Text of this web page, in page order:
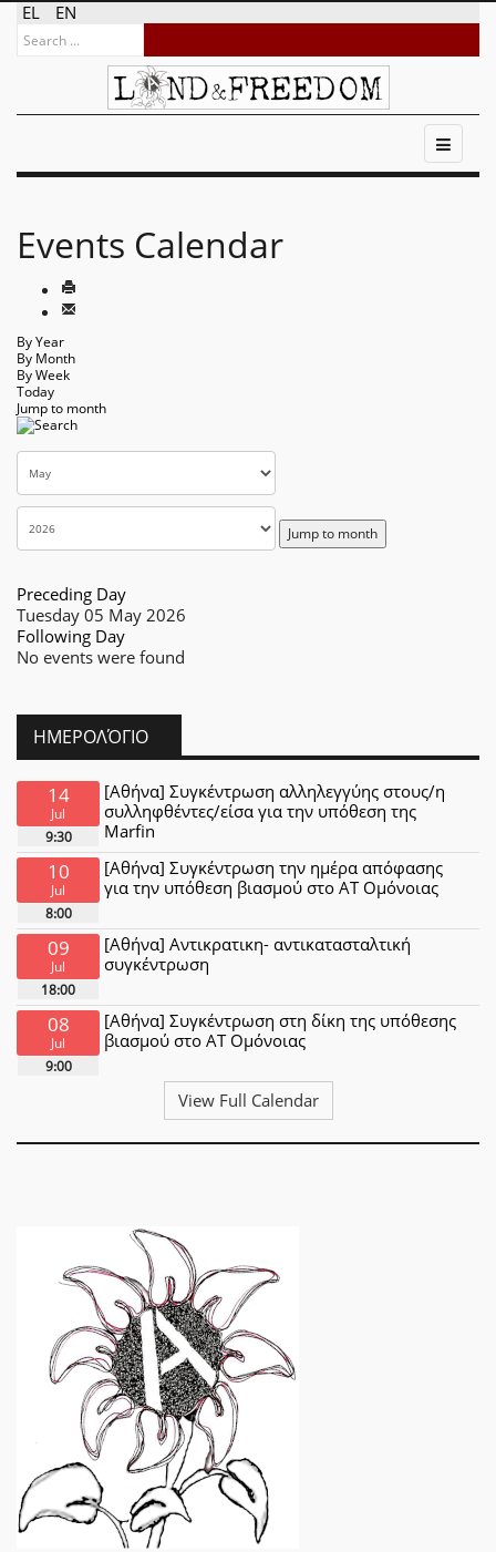
EL EN
Events Calendar
By Year
By Month
By Week
Today
Jump to month
Jump to month
Preceding Day
Tuesday 05 May 2026
Following Day
No events were found
ΗΜΕΡΟΛΌΓΙΟ
14
Jul
9:30
[Αθήνα] Συγκέντρωση αλληλεγγύης στους/η
συλληφθέντες/είσα για την υπόθεση της
Marfin
10
Jul
8:00
[Αθήνα] Συγκέντρωση την ημέρα απόφασης
για την υπόθεση βιασμού στο ΑΤ Ομόνοιας
09
Jul
18:00
[Αθήνα] Αντικρατικη- αντικατασταλτική
συγκέντρωση
08
Jul
9:00
[Αθήνα] Συγκέντρωση στη δίκη της υπόθεσης
βιασμού στο ΑΤ Ομόνοιας
View Full Calendar